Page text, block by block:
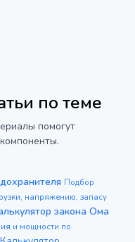
по теме
помогут
Подбор
напряжению, запасу
закона Ома
и мощности по